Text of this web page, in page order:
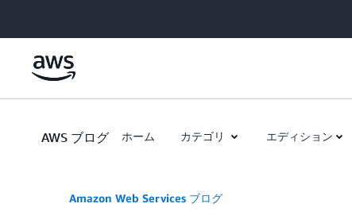
AWS ブログ ホーム カテゴリ エディション
Amazon Web Services ブログ